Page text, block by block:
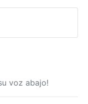
voz abajo!